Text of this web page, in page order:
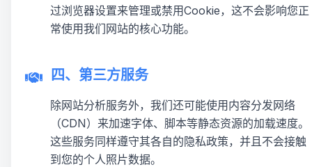
过浏览器设置来管理或禁用Cookie，这不会影响您正
常使用我们网站的核心功能。
四、第三方服务
除网站分析服务外，我们还可能使用内容分发网络
（CDN）来加速字体、脚本等静态资源的加载速度。
这些服务同样遵守其各自的隐私政策，并且不会接触
到您的个人照片数据。